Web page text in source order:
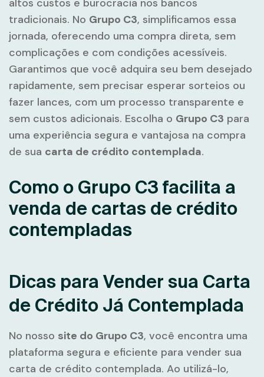
tradicionais. No Grupo C3, simplificamos essa
jornada, oferecendo uma compra direta, sem
complicações e com condições acessíveis.
Garantimos que você adquira seu bem desejado
rapidamente, sem precisar esperar sorteios ou
fazer lances, com um processo transparente e
sem custos adicionais. Escolha o Grupo C3 para
uma experiência segura e vantajosa na compra
de sua carta de crédito contemplada.
Como o Grupo C3 facilita a
venda de cartas de crédito
contempladas
Dicas para Vender sua Carta
de Crédito Já Contemplada
No nosso site do Grupo C3, você encontra uma
plataforma segura e eficiente para vender sua
carta de crédito contemplada. Ao utilizá-lo,